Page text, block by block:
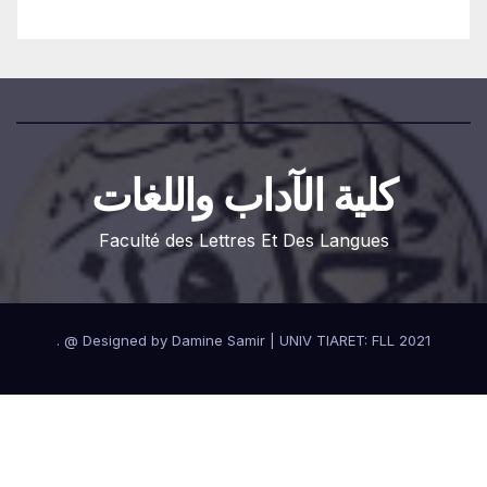
كلية الآداب واللغات
Faculté des Lettres Et Des Langues
Designed by Damine Samir|UNIV TIARET: FLL 2021 @
.